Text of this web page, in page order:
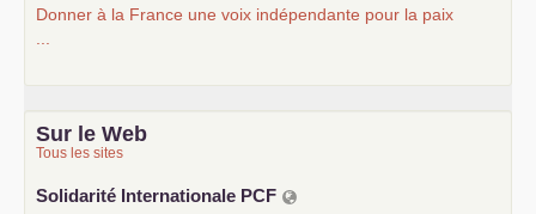
Donner à la France une voix indépendante pour la paix
Sur le Web
Tous les sites
Solidarité Internationale PCF